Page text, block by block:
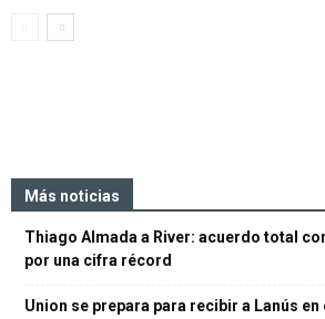
Más noticias
Thiago Almada a River: acuerdo total
por una cifra récord
Union se prepara para recibir a Lanús en